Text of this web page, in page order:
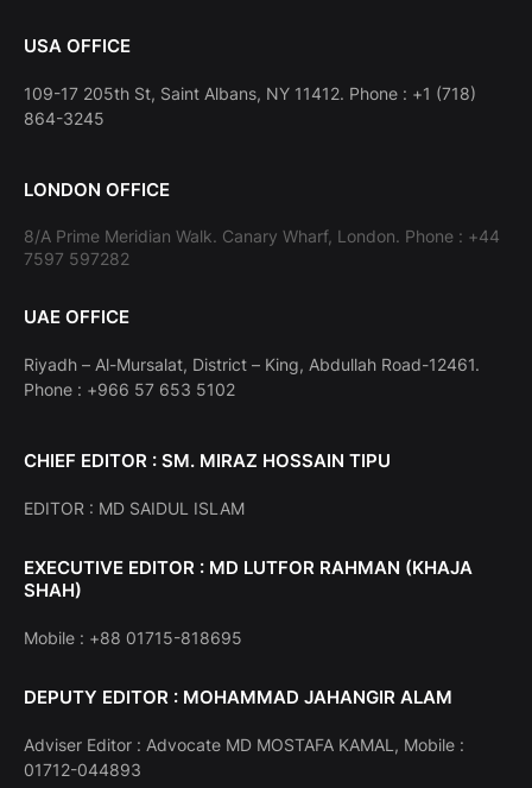
USA OFFICE
109-17 205th St, Saint Albans, NY 11412. Phone : +1 (718)
864-3245
LONDON OFFICE
8/A Prime Meridian Walk. Canary Wharf, London. Phone : +44
7597 597282
UAE OFFICE
Riyadh – Al-Mursalat, District – King, Abdullah Road-12461.
Phone : +966 57 653 5102
CHIEF EDITOR : SM. MIRAZ HOSSAIN TIPU
EDITOR : MD SAIDUL ISLAM
EXECUTIVE EDITOR : MD LUTFOR RAHMAN (KHAJA
SHAH)
Mobile : +88 01715-818695
DEPUTY EDITOR : MOHAMMAD JAHANGIR ALAM
Adviser Editor : Advocate MD MOSTAFA KAMAL, Mobile :
01712-044893